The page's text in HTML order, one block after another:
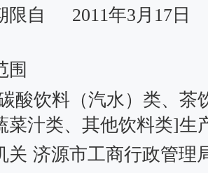
限自
2011年3月17日
围
酸饮料（汽水）类、茶
菜汁类、其他饮料类]生
关 济源市工商行政管理